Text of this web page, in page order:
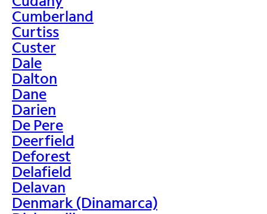
Cumberland
Curtiss
Custer
Dale
Dalton
Dane
Darien
De Pere
Deerfield
Deforest
Delafield
Delavan
Denmark (Dinamarca)